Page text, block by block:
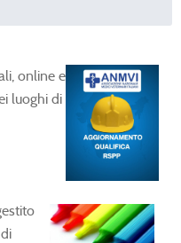
online e
luoghi di